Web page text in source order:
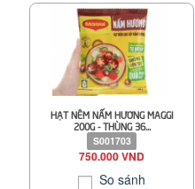
HẠT NÊM NẤM HƯƠNG MAGGI
200G - THÙNG 36...
S001703
750.000 VND
So sánh